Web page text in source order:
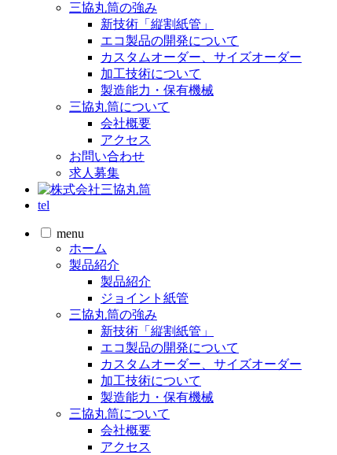
三協丸筒の強み
新技術「縦割紙管」
エコ製品の開発について
カスタムオーダー、サイズオーダー
加工技術について
製造能力・保有機械
三協丸筒について
会社概要
アクセス
お問い合わせ
求人募集
tel
menu
ホーム
製品紹介
製品紹介
ジョイント紙管
三協丸筒の強み
新技術「縦割紙管」
エコ製品の開発について
カスタムオーダー、サイズオーダー
加工技術について
製造能力・保有機械
三協丸筒について
会社概要
アクセス